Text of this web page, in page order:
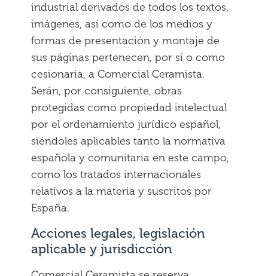
industrial derivados de todos los textos,
imágenes, así como de los medios y
formas de presentación y montaje de
sus páginas pertenecen, por sí o como
cesionaria, a Comercial Ceramista.
Serán, por consiguiente, obras
protegidas como propiedad intelectual
por el ordenamiento jurídico español,
siéndoles aplicables tanto la normativa
española y comunitaria en este campo,
como los tratados internacionales
relativos a la materia y suscritos por
España.
Acciones legales, legislación
aplicable y jurisdicción